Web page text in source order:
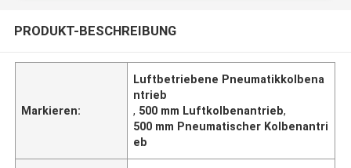
PRODUKT-BESCHREIBUNG
Markieren:
Luftbetriebene Pneumatikkolbena
ntrieb
, 500 mm Luftkolbenantrieb,
500 mm Pneumatischer Kolbenantri
eb